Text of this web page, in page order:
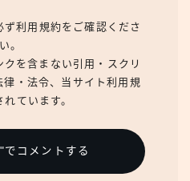
利用規約をご確認くださ
い。
を含まない引用・スクリ
・法令、当サイト利用規
ています。
コメントする